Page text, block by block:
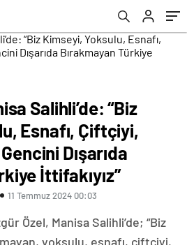
Türkiye
Salihli’de: “Biz
Esnafı, Çiftçiyi,
Dışarıda
İttifakıyız”
11 Temmuz 2024 00:03
Özel, Manisa Salihli’de; “Biz
yoksulu, esnafı, çiftçiyi,